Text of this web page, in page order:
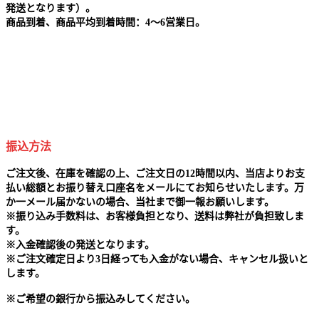
発送となります）。
商品到着、商品平均到着時間：4～6営業日。
振込方法
ご注文後、在庫を確認の上、ご注文日の12時間以内、当店よりお支
払い総額とお振り替え口座名をメールにてお知らせいたします。万
か一メール届かないの場合、当社まで御一報お願いします。
※振り込み手数料は、お客様負担となり、送料は弊社が負担致しま
す。
※ 入金確認後の発送となります。
※ ご注文確定日より3日経っても入金がない場合、キャンセル扱いと
します。
※ ご希望の銀行から振込みしてください。